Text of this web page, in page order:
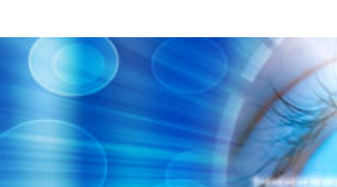
to
contentvinivida.lk